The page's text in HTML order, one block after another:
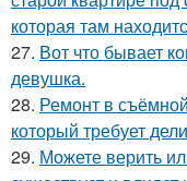
которая там
27. Вот что бывает
девушка.
28. Ремонт в
который требует
29. Можете верить